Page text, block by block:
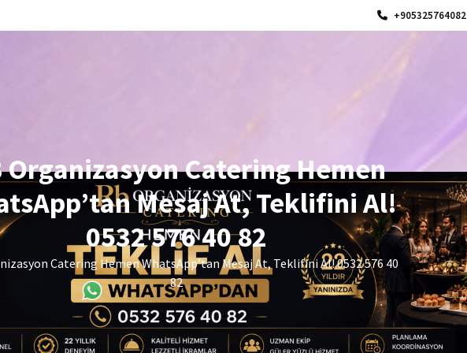
+905325764082
Organizasyon Catering Hemen
Mesaj At, Teklifini Al!
0532 576 40 82
Catering Hemen WhatsApp’tan Mesaj At, Teklifini Al! 0532 576 40
82